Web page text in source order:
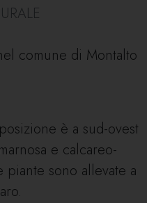
comune di Montalto
è a sud-ovest
e calcareo-
piante sono allevate a